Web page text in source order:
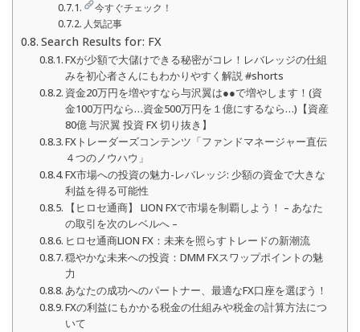
今すぐチェック！
人気記事
Search Results for: FX
FXが少額で大儲けできる秘密がコレ！レバレッジの仕組
みを初心者さんにもわかりやすく解説 #shorts
資金20万円を増やすなら与沢翼は●●で増やします！(資
金100万円なら…資金500万円を１億にするなら…)【資産
80億 与沢翼 投資 FX 切り抜き】
FXトレーダーズコンテンツ「ファンドマネージャー直伝
４つのノウハウ」
FX市場への投資の魅力-レバレッジ: 少額の資金で大きな
利益を得る可能性
【ヒロセ通商】 LION FXで市場を制覇しよう！ – あなた
の取引を次のレベルへ –
ヒロセ通商LION FX：未来を照らすトレードの新潮流
穏やかな未来への投資：DMM FXスワップポイントの魅
力
あなたの成功へのパートナー、最適なFX口座を選ぼう！
FXの利益にもかかる税金の仕組みや税金の計算方法につ
いて